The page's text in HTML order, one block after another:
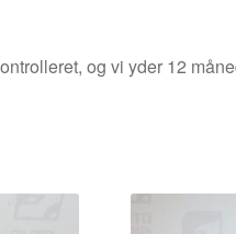
og vi yder 12